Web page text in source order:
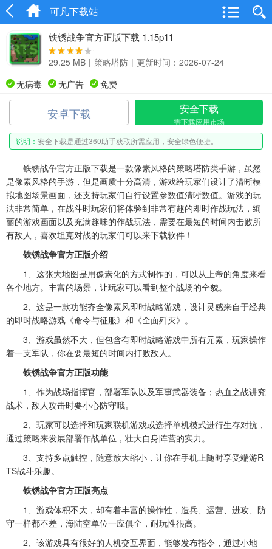
可凡下载站
铁锈战争官方正版下载 1.15p11
29.25 MB | 策略塔防 | 更新时间：2026-07-24
无病毒
无广告 免费
安卓下载 安全下载
需下载应用市场
说明： 安全下载是通过360助手获取所需应用，安全绿色便捷。
铁锈战争官方正版下载是一款像素风格的策略塔防类手游，虽然
是像素风格的手游，但是画质十分高清，游戏给玩家们设计了清晰模
拟地图场景画面，还支持玩家们自行设置参数值清晰数值。游戏的玩
法非常简单，在战斗时玩家们将体验到非常有趣的即时作战玩法，绚
丽的游戏画面以及充满趣味的作战玩法，需要在最短的时间内击败所
有敌人，喜欢坦克对战的玩家们可以来下载软件！
铁锈战争官方正版介绍
1、这张大地图是用像素化的方式制作的，可以从上帝的角度来看
各个地方。丰富的场景，让玩家可以看到整个战场的全貌。
2、这是一款功能齐全像素风即时战略游戏，设计灵感来自于经典
的即时战略游戏《命令与征服》和《全面歼灭》。
3、游戏虽然不大，但包含有即时战略游戏中所有元素，玩家操作
着一支军队，你在要最短的时间内打败敌人。
铁锈战争官方正版功能
1、作为战场指挥官，部署军队以及军事武器装备；热血之战讲究
战术，敌人攻击时要小心防守哦。
2、玩家可以选择和玩家联机游戏或选择单机模式进行生存对抗，
通过策略来发展部署作战单位，壮大自身阵营的实力。
3、支持多点触控，随意放大缩小，让你在手机上随时享受端游R
TS战斗乐趣。
铁锈战争官方正版亮点
1、游戏体积不大，却有着丰富的操作性，造兵、运营、进攻、防
守一样都不差，海陆空单位一应俱全，耐玩性很高。
2、该游戏具有很好的人机交互界面，能够发布指令，通过小地